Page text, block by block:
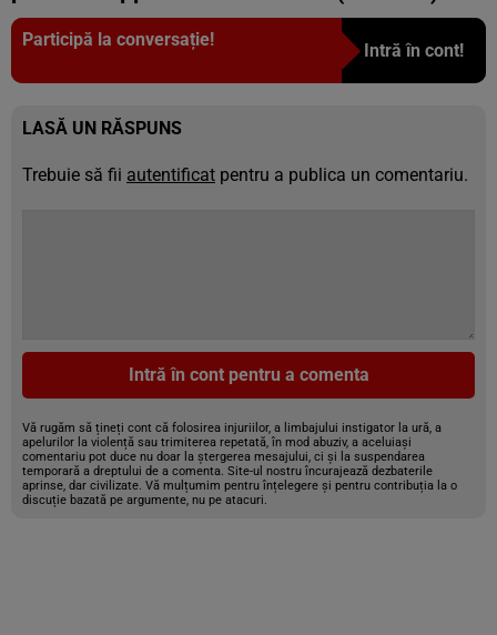
Participă la conversație!
Intră în cont!
LASĂ UN RĂSPUNS
Trebuie să fii autentificat pentru a publica un comentariu.
Intră în cont pentru a comenta
Vă rugăm să țineți cont că folosirea injuriilor, a limbajului instigator la ură, a
apelurilor la violență sau trimiterea repetată, în mod abuziv, a aceluiași
comentariu pot duce nu doar la ștergerea mesajului, ci și la suspendarea
temporară a dreptului de a comenta. Site-ul nostru încurajează dezbaterile
aprinse, dar civilizate. Vă mulțumim pentru înțelegere și pentru contribuția la o
discuție bazată pe argumente, nu pe atacuri.